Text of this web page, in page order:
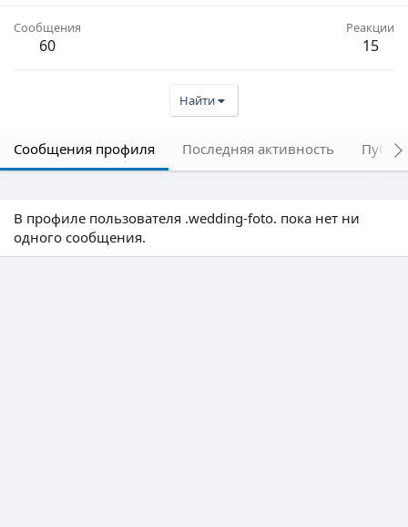
Сообщения
60
Реакции
15
Найти
Сообщения профиля Последняя активность
В профиле пользователя .wedding-foto. пока нет ни
одного сообщения.